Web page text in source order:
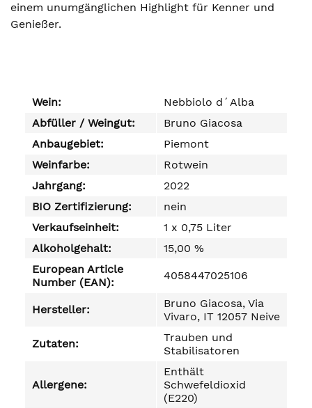
einem unumgänglichen Highlight für Kenner und
Genießer.
Wein:
Nebbiolo d´Alba
Abfüller / Weingut:
Bruno Giacosa
Anbaugebiet:
Piemont
Weinfarbe:
Rotwein
Jahrgang:
2022
BIO Zertifizierung:
nein
Verkaufseinheit:
1 x 0,75 Liter
Alkoholgehalt:
15,00 %
European Article
Number (EAN):
4058447025106
Hersteller:
Bruno Giacosa, Via
Vivaro, IT 12057 Neive
Zutaten:
Trauben und
Stabilisatoren
Allergene:
Enthält
Schwefeldioxid
(E220)